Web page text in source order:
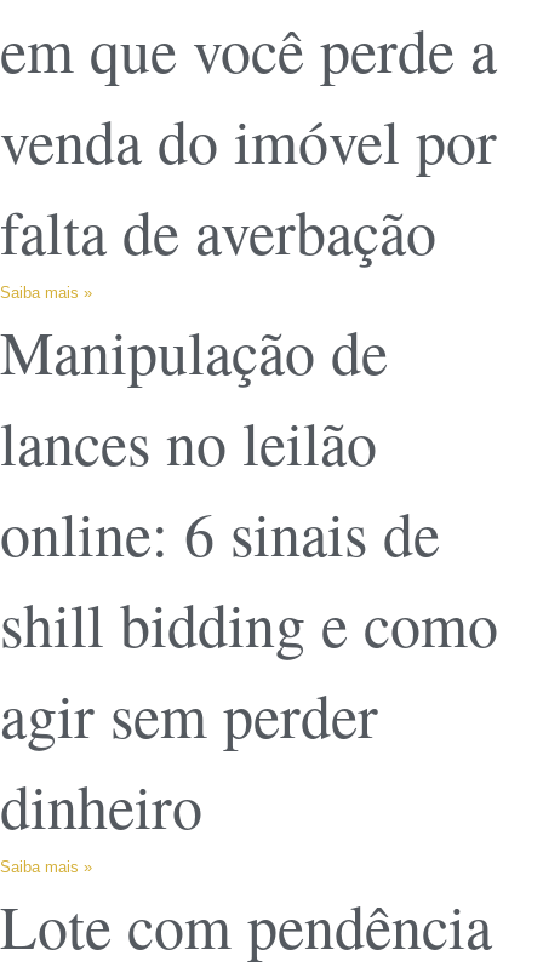
em que você perde a
venda do imóvel por
falta de averbação
Saiba mais »
Manipulação de
lances no leilão
online: 6 sinais de
shill bidding e como
agir sem perder
dinheiro
Saiba mais »
Lote com pendência